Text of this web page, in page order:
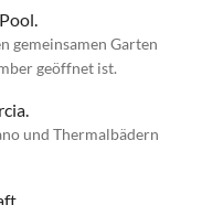
gemeinsamen Garten
geöffnet ist.
und Thermalbädern